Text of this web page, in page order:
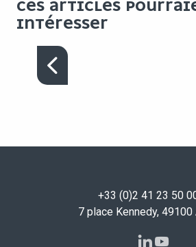
CES ARTICLES
INTÉRESSER
AU CENTRE DES
COULISSES
+33 (0)2 41 23 50
7 place Kennedy, 49100